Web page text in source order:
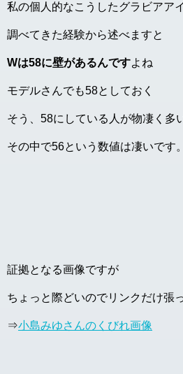
私の個人的なこうしたグラビアア
調べてきた経験から述べますと
Wは58に壁があるんですよね
モデルさんでも58としておく
そう、58にしている人が物凄く多
その中で56という数値は凄いです。
証拠となる画像ですが
ちょっと際どいのでリンクだけ張
⇒小島みゆさんのくびれ画像